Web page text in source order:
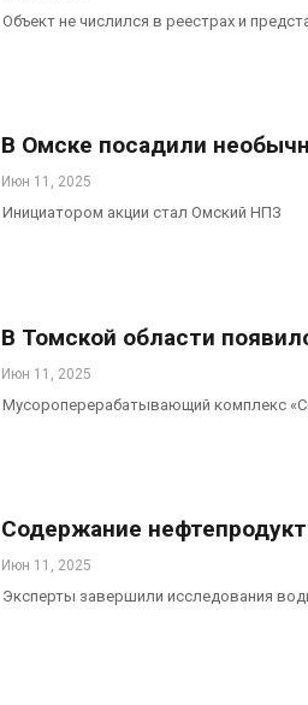
Объект не числился в реестрах и
В Омске посадили
Июн 11, 2025
Инициатором акции стал Омский НПЗ
В Томской области
Июн 11, 2025
Мусороперерабатывающий комплекс
Содержание
Июн 11, 2025
Эксперты завершили исследования